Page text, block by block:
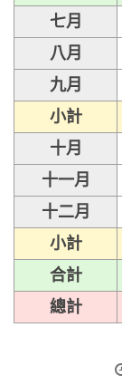
七月
八月
九月
小計
十月
十一月
十二月
小計
合計
總計